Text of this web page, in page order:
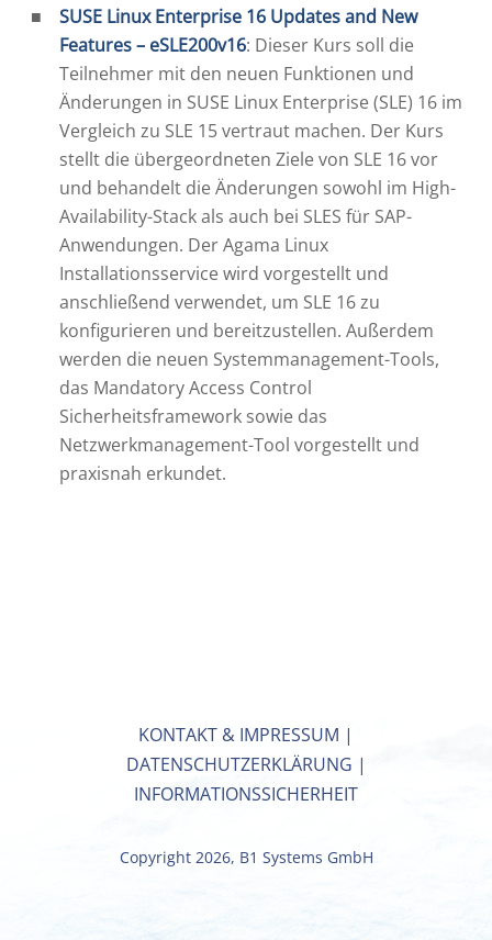
SUSE Linux Enterprise 16 Updates and New
Features – eSLE200v16: Dieser Kurs soll die
Teilnehmer mit den neuen Funktionen und
Änderungen in SUSE Linux Enterprise (SLE) 16 im
Vergleich zu SLE 15 vertraut machen. Der Kurs
stellt die übergeordneten Ziele von SLE 16 vor
und behandelt die Änderungen sowohl im High-
Availability-Stack als auch bei SLES für SAP-
Anwendungen. Der Agama Linux
Installationsservice wird vorgestellt und
anschließend verwendet, um SLE 16 zu
konfigurieren und bereitzustellen. Außerdem
werden die neuen Systemmanagement-Tools,
das Mandatory Access Control
Sicherheitsframework sowie das
Netzwerkmanagement-Tool vorgestellt und
praxisnah erkundet.
KONTAKT & IMPRESSUM |
DATENSCHUTZERKLÄRUNG |
INFORMATIONSSICHERHEIT
Copyright 2026, B1 Systems GmbH